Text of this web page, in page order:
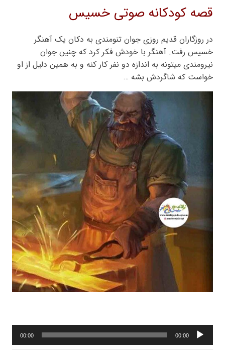
قصه کودکانه صوتی خسیس
در روزگاران قدیم روزی جوان تنومندی به دکان یک آهنگر
خسیس رفت. آهنگر با خودش فکر کرد که چنین جوان
نیرومندی میتونه به اندازه دو نفر کار کنه و به همین دلیل از او
خواست که شاگردش بشه …
پخش‌کننده
صوت
00:00
00:00